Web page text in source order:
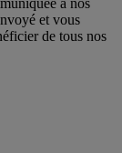
et vous
de tous nos